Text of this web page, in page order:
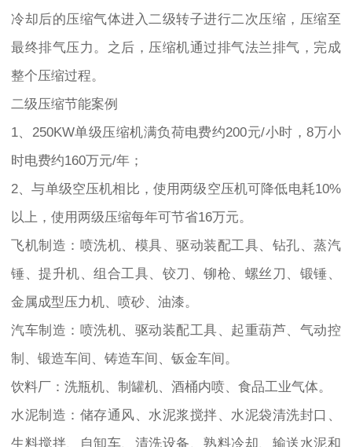
冷却后的压缩气体进入二级转子进行二次压缩，压缩至
最终排气压力。之后，压缩机通过排气法兰排气，完成
整个压缩过程。
二级压缩节能案例
1、250KW单级压缩机满负荷电费约200元/小时，8万小
时电费约160万元/年；
2、与单级空压机相比，使用两级空压机可降低电耗10%
以上，使用两级压缩每年可节省16万元。
飞机制造：喷洗机、模具、驱动装配工具、钻孔、蒸汽
锤、提升机、组合工具、铰刀、铆枪、螺丝刀、锻锤、
金属成型压力机、喷砂、油漆。
汽车制造：喷洗机、驱动装配工具、起重葫芦、气动控
制、锻造车间、铸造车间、钣金车间。
饮料厂：洗瓶机、制罐机、酒桶内喷、食品工业气体。
水泥制造：储存通风、水泥浆搅拌、水泥袋清洗封口、
生料搅拌、自卸车、清洗设备、熟料冷却、输送水泥和